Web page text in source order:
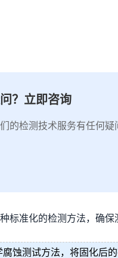
？立即咨询
的检测技术服务有任何疑
标准化的检测方法，确
蚀测试方法，将固化后